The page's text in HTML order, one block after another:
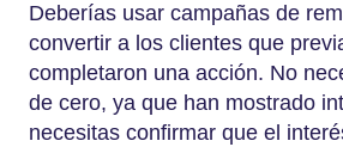
Deberías usar campañas de
convertir a los clientes que
completaron una acción. No
de cero, ya que han mostrado
necesitas confirmar que el